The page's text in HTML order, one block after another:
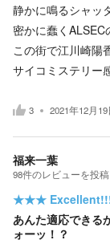
静かに鳴るシャッ
密かに蠢くALSEC
この街で江川崎陽
サイコミステリー
3 2021年12月
福来一葉
98件のレビューを投稿
★★★
あんた適応できる
ォーッ！？